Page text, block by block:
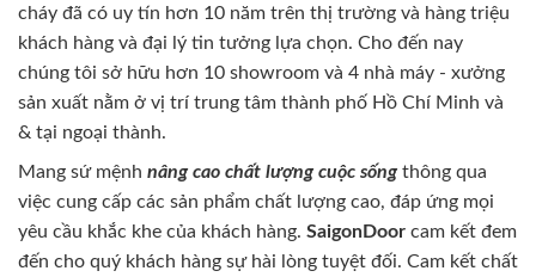
cháy đã có uy tín hơn 10 năm trên thị trường và hàng triệu
khách hàng và đại lý tin tưởng lựa chọn. Cho đến nay
chúng tôi sở hữu hơn 10 showroom và 4 nhà máy - xưởng
sản xuất nằm ở vị trí trung tâm thành phố Hồ Chí Minh và
& tại ngoại thành.
Mang sứ mệnh nâng cao chất lượng cuộc sốngthông qua
việc cung cấp các sản phẩm chất lượng cao, đáp ứng mọi
yêu cầu khắc khe của khách hàng. SaigonDoor cam kết đem
đến cho quý khách hàng sự hài lòng tuyệt đối. Cam kết chất